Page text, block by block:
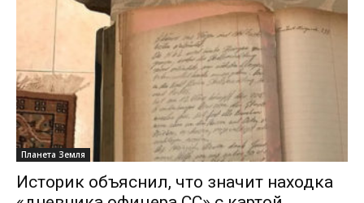
Планета Земля
Историк объяснил, что значит находка